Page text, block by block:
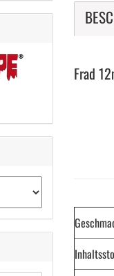
Frad